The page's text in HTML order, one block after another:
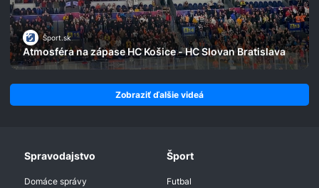
Šport.sk
Atmosféra na zápase HC Košice - HC Slovan Bratislava
Zobraziť ďalšie videá
Spravodajstvo
Domáce správy
Šport
Futbal